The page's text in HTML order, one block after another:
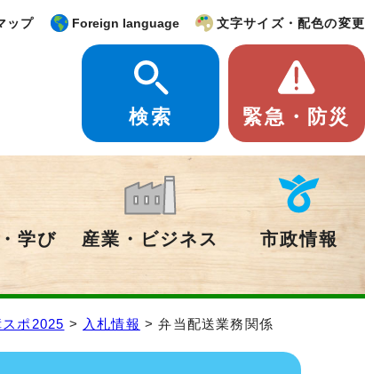
ップ Foreign language 文字サイズ・配色の変更
検索 緊急・防災
学び 産業・ビジネス 市政情報
ポ2025 > 入札情報 > 弁当配送業務関係